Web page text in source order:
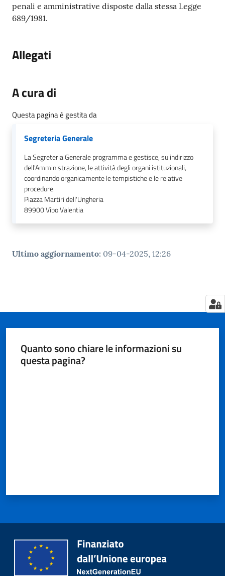
penali e amministrative disposte dalla stessa Legge
689/1981.
Allegati
A cura di
Questa pagina è gestita da
Segreteria Generale
La Segreteria Generale programma e gestisce, su indirizzo
dell'Amministrazione, le attività degli organi istituzionali,
coordinando organicamente le tempistiche e le relative
procedure.
Piazza Martiri dell'Ungheria
89900Vibo Valentia
Ultimo aggiornamento: 09-04-2025, 12:26
Quanto sono chiare le informazioni su
questa pagina?